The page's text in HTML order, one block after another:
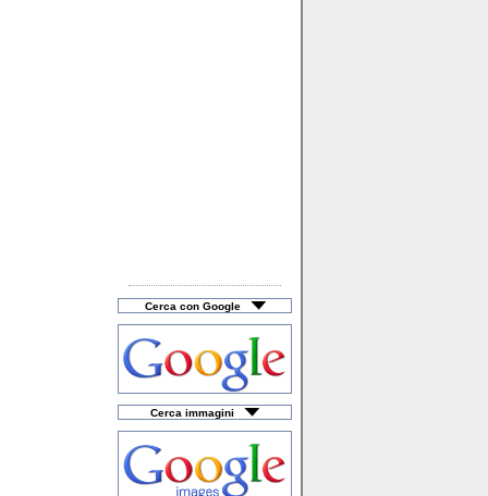
Cerca con Google
Cerca immagini